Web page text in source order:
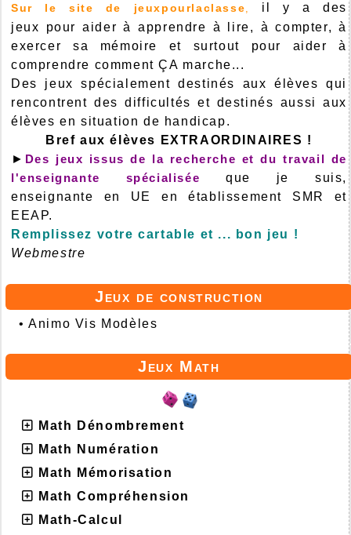
Sur le site de jeuxpourlaclasse,
il y a des
jeux pour aider à apprendre à lire, à compter, à
exercer sa mémoire et surtout pour aider à
comprendre comment ÇA marche...
Des jeux spécialement destinés aux élèves qui
rencontrent des difficultés et destinés aussi aux
élèves en situation de handicap.
Bref aux élèves EXTRAORDINAIRES !
► Des jeux issus de la recherche et du travail de
l'enseignante spécialisée que je suis,
enseignante en UE en établissement SMR et
EEAP.
Remplissez votre cartable et ... bon jeu !
Webmestre
Jeux de construction
•Animo Vis Modèles
Jeux Math
Math Dénombrement
Math Numération
Math Mémorisation
Math Compréhension
Math-Calcul